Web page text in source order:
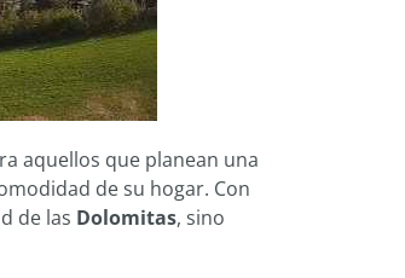
aquellos que planean una
de su hogar. Con
de las Dolomitas, sino